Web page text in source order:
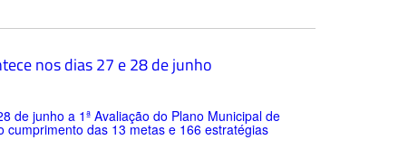
nos dias 27 e 28 de junho
de junho a 1ª Avaliação do Plano Municipal de
das 13 metas e 166 estratégias